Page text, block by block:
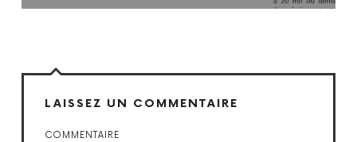
LAISSEZ UN COMMENTAIRE
COMMENTAIRE